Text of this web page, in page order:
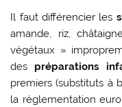
Il faut différencier les
amande, riz,
végétaux »
des préparations
premiers (substituts à
la réglementation